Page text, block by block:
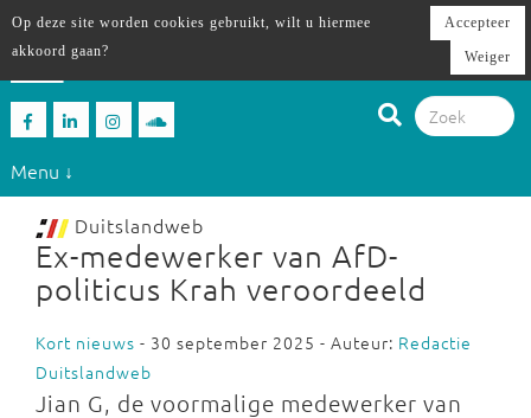
Menu ↓
Duitslandweb
Ex-medewerker van AfD-
politicus Krah veroordeeld
Kort nieuws - 30 september 2025 - Auteur: Redactie
Duitslandweb
Jian G, de voormalige medewerker van
Op deze site worden cookies gebruikt, wilt u hiermee
akkoord gaan?
Accepteer
Weiger